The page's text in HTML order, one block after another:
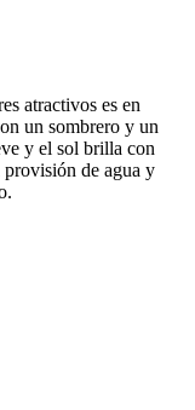
atractivos es en
un sombrero y un
y el sol brilla con
provisión de agua y